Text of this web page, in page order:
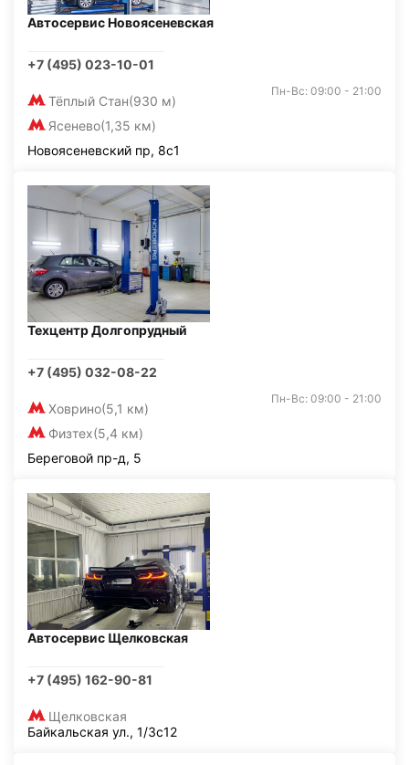
Автосервис Новоясеневская
+7 (495) 023-10-01
Тёплый Стан(930 м)
Ясенево(1,35 км)
Пн-Вс: 09:00 - 21:00
Новоясеневский пр, 8с1
Техцентр Долгопрудный
+7 (495) 032-08-22
Ховрино(5,1 км)
Физтех(5,4 км)
Пн-Вс: 09:00 - 21:00
Береговой пр-д, 5
Автосервис Щелковская
+7 (495) 162-90-81
Щелковская
Байкальская ул., 1/3с12